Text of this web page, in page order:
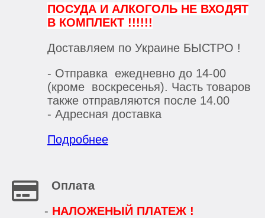
ПОСУДА И АЛКОГОЛЬ НЕ ВХОДЯТ
В КОМПЛЕКТ !!!!!!
Доставляем по Украине БЫСТРО !
- Отправка ежедневно до 14-00
(кроме воскресенья). Часть товаров
также отправляются после 14.00
- Адресная доставка
Подробнее
Оплата
- НАЛОЖЕНЫЙ ПЛАТЕЖ !